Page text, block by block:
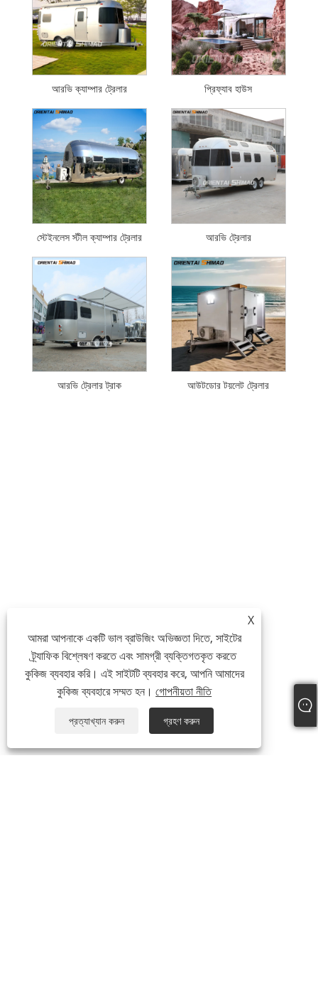
আরভি ক্যাম্পার ট্রেলার প্রিফ্যাব হাউস
স্টেইনলেস স্টীল ক্যাম্পার ট্রেলার আরভি ট্রেলার
আরভি ট্রেলার ট্রাক আউটডোর টয়লেট ট্রেলার
X
আমরা আপনাকে একটি ভাল ব্রাউজিং অভিজ্ঞতা দিতে, সাইটের
ট্র্যাফিক বিশ্লেষণ করতে এবং সামগ্রী ব্যক্তিগতকৃত করতে
কুকিজ ব্যবহার করি। এই সাইটটি ব্যবহার করে, আপনি আমাদের
কুকিজ ব্যবহারে সম্মত হন।গোপনীয়তা নীতি
প্রত্যাখ্যান করুন গ্রহণ করুন